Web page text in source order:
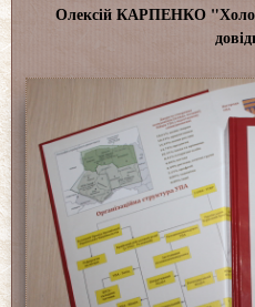
Олексій КАРПЕНКО